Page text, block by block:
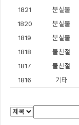
1821
분실물
1820
분실물
1819
분실물
1818
불친절
1817
불친절
1816
기타